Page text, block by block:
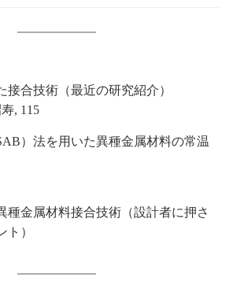
接合技術（最近の研究紹介）
, 115
）法を用いた異種金属材料の常温
種金属材料接合技術（設計者に押さ
ト）